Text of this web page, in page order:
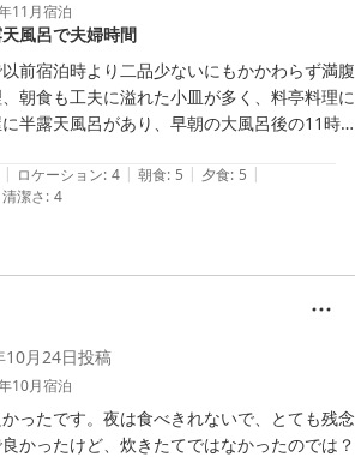
11月宿泊
風呂で夫婦時間
前宿泊時より二品少ないにもかかわらず満腹
朝食も工夫に溢れた小皿が多く、料亭料理に
半露天風呂があり、早朝の大風呂後の11時
湯ったりした夫婦時間が過ごせました。
| ロケーション: 4 | 朝食: 5 | 夕食: 5 |
清潔さ: 4
10月24日投稿
10月宿泊
ったです。夜は食べきれないで、とても残念
かったけど、炊きたてではなかったのでは？